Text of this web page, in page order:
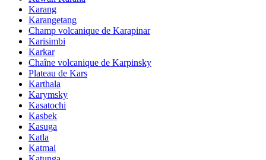
Karang
Karangetang
Champ volcanique de Karapinar
Karisimbi
Karkar
Chaîne volcanique de Karpinsky
Plateau de Kars
Karthala
Karymsky
Kasatochi
Kasbek
Kasuga
Katla
Katmai